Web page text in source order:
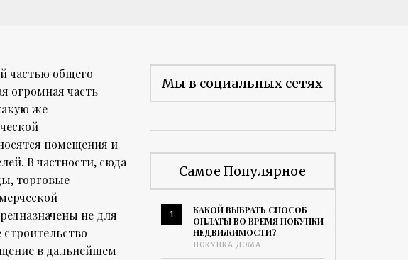
частью общего
огромная часть
же
помещения и
В частности, сюда
торговые
не для
в дальнейшем
Мы в социальных сетях
Самое Популярное
1
КАКОЙ ВЫБРАТЬ СПОСОБ
ОПЛАТЫ ВО ВРЕМЯ ПОКУПКИ
НЕДВИЖИМОСТИ?
ПОКУПКА ДОМА